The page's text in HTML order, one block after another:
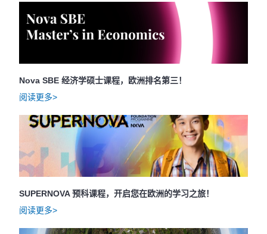
Nova SBE 经济学硕士课程，欧洲排名第三！
阅读更多>
SUPERNOVA 预科课程，开启您在欧洲的学习之旅！
阅读更多>